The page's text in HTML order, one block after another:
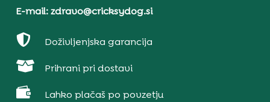
E-mail: zdravo@cricksydog.si
 Doživljenjska garancija
 Prihrani pri dostavi
 Lahko plačaš po povzetju